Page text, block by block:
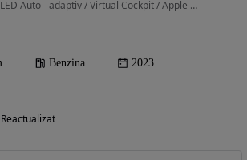
1498 cm3 • 150 CP • LED Auto - adaptiv / Virtual Cockpit / Apple CarPlay & Android Auto
Benzina 2023